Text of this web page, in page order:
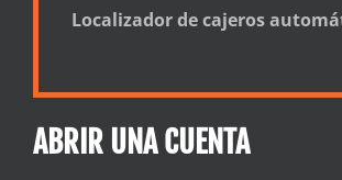
Localizador de cajeros
ABRIR UNA CUENTA